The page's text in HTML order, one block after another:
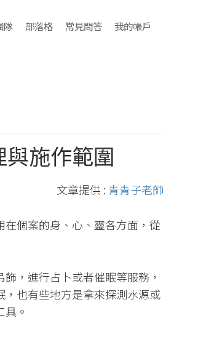
隊 部落格 常見問答 我的帳戶
施作範圍
文章提供 :青青子老師
個案的身、心、靈各方面，從
，進行占卜或者催眠等服務，
也有些地方是拿來探測水源或
。